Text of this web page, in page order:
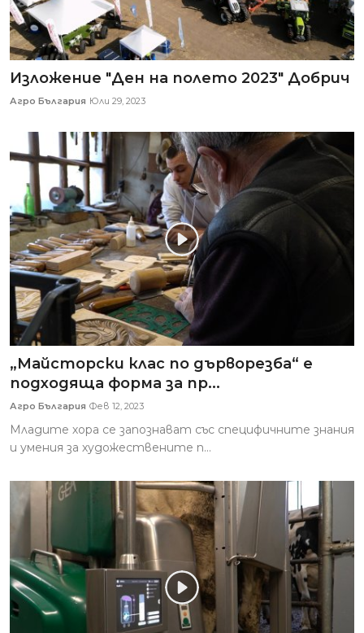
Изложение "Ден на полето 2023" Добрич
Агро България Юли 29, 2023
„Майсторски клас по дърворезба“ е
подходяща форма за пр...
Агро България Фев 12, 2023
Младите хора се запознават със специфичните знания
и умения за художествените п...